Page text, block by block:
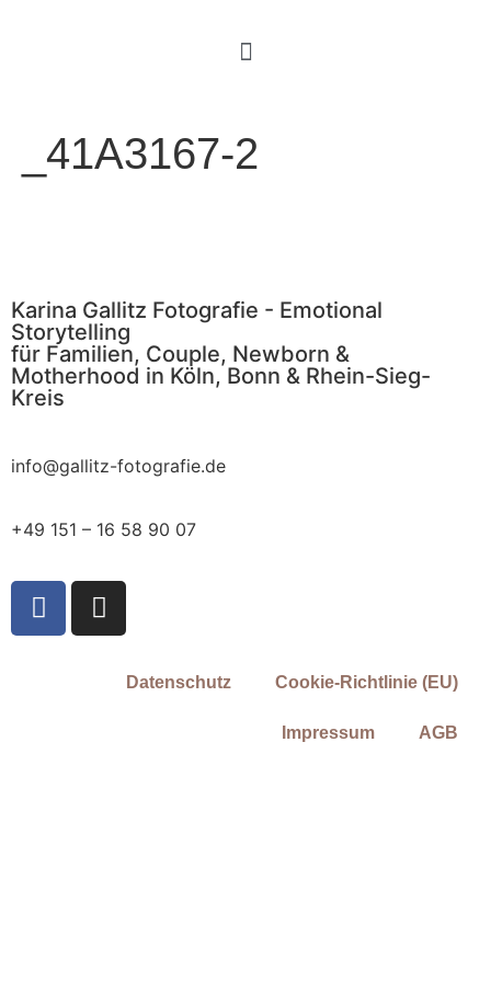
_41A3167-2
Karina Gallitz Fotografie - Emotional
Storytelling
für Familien, Couple, Newborn &
Motherhood in Köln, Bonn & Rhein-Sieg-
Kreis
info@gallitz-fotografie.de
+49 151 – 16 58 90 07
Datenschutz Cookie-Richtlinie (EU)
Impressum AGB